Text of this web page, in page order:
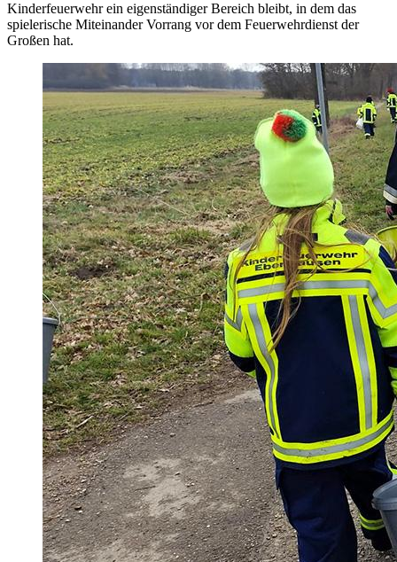
Kinderfeuerwehr ein eigenständiger Bereich bleibt, in dem das
spielerische Miteinander Vorrang vor dem Feuerwehrdienst der
Großen hat.